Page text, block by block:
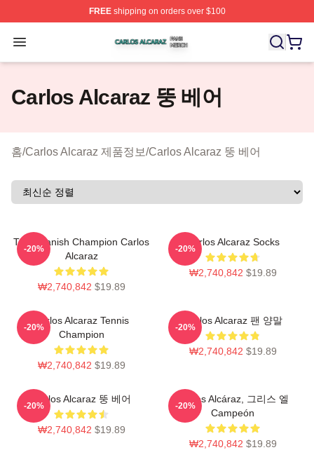
FREEshipping on orders over $100
Open menu
Carlos Alcaraz Shop ⚡️ Officially Licensed Carlos
Carlos Alcaraz 뚱 베어
홈/Carlos Alcaraz 제품정보/Carlos Alcaraz 뚱 베어
The Spanish Champion Carlos
Alcaraz
₩2,740,842 $19.89
-20%
Carlos Alcaraz Socks
₩2,740,842 $19.89
-20%
Carlos Alcaraz Tennis
Champion
₩2,740,842 $19.89
-20%
Carlos Alcaraz 팬 양말
₩2,740,842 $19.89
-20%
Carlos Alcaraz 뚱 베어
₩2,740,842 $19.89
-20%
Carlos Alcáraz, 그리스 엘
Campeón
₩2,740,842 $19.89
-20%